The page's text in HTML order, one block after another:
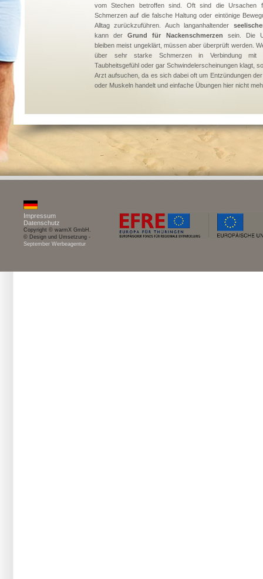
vom Stechen betroffen sind. Oft sind die Ursachen
Schmerzen auf die falsche Haltung oder eintönige
Alltag zurückzuführen. Auch langanhaltender
kann derGrund für Nackenschmerzen sein. Die
bleiben meist ungeklärt, müssen aber überprüft werden.
über sehr starke Schmerzen in Verbindung mit
Taubheitsgefühl oder gar Schwindelerscheinungen klagt,
Arzt aufsuchen, da es sich dabei oft um Entzündungen
oder Muskeln handelt und einfache Übungen hier nicht
Impressum
Datenschutz
Copyright © warmX GmbH.
© Design und Umsetzung -
September Werbeagentur